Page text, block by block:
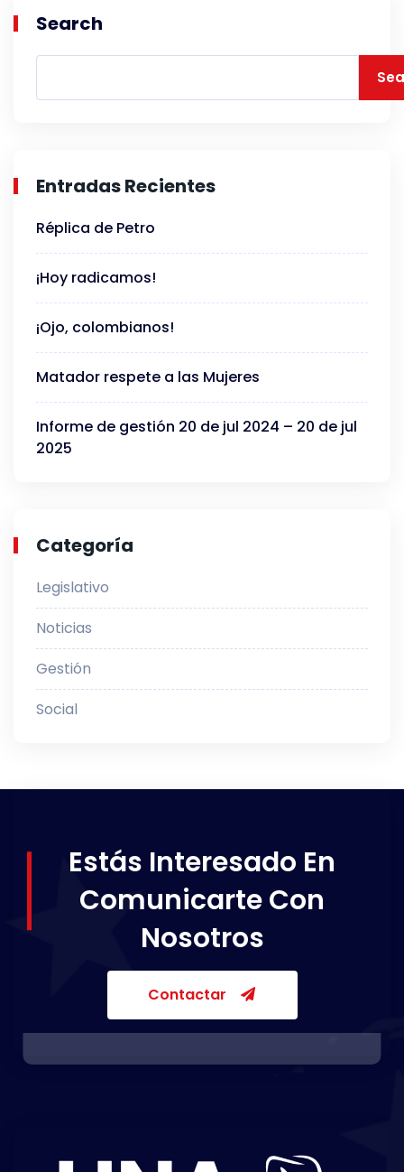
Search
Entradas Recientes
Réplica de Petro
¡Hoy radicamos!
¡Ojo, colombianos!
Matador respete a las Mujeres
Informe de gestión 20 de jul 2024 – 20 de jul
2025
Categoría
Legislativo
Noticias
Gestión
Social
Estás Interesado En
Comunicarte Con
Nosotros
Contactar